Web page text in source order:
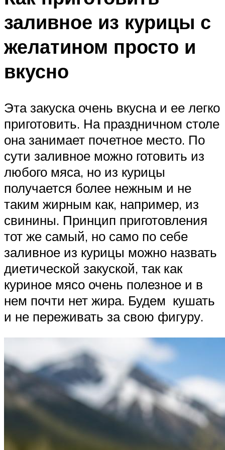
заливное из курицы с
желатином просто и
вкусно
Эта закуска очень вкусна и ее легко
приготовить. На праздничном столе
она занимает почетное место. По
сути заливное можно готовить из
любого мяса, но из курицы
получается более нежным и не
таким жирным как, например, из
свинины. Принцип приготовления
тот же самый, но само по себе
заливное из курицы можно назвать
диетической закуской, так как
куриное мясо очень полезное и в
нем почти нет жира. Будем кушать
и не переживать за свою фигуру.